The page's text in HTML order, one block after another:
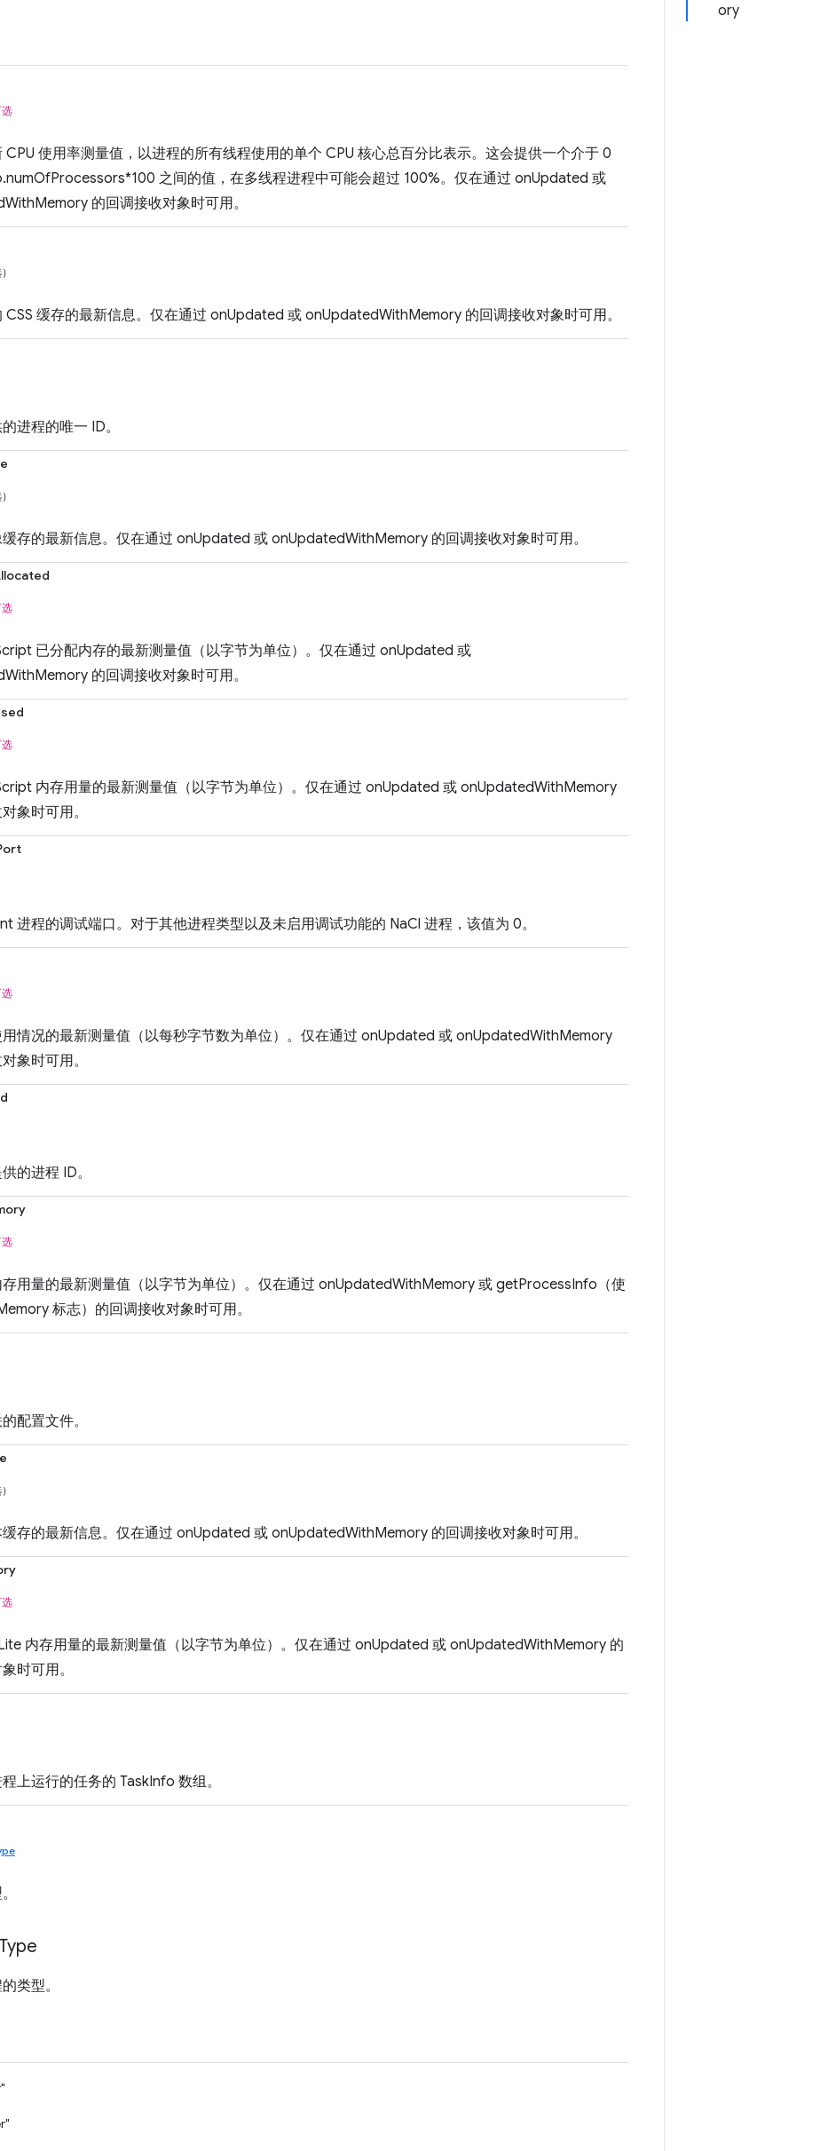
ory
CPU 使用率测量值，以进程的所有线程使用的单个 CPU 核心总百分比表示。这会提供一个介于 0
之间的值，在多线程进程中可能会超过 100%。仅在通过 onUpdated 或
的回调接收对象时可用。
CSS 缓存的最新信息。仅在通过 onUpdated 或 onUpdatedWithMemory 的回调接收对象时可用。
进程的唯一 ID。
存的最新信息。仅在通过 onUpdated 或 onUpdatedWithMemory 的回调接收对象时可用。
已分配内存的最新测量值（以字节为单位）。仅在通过 onUpdated 或
的回调接收对象时可用。
内存用量的最新测量值（以字节为单位）。仅在通过 onUpdated 或 onUpdatedWithMemory
象时可用。
进程的调试端口。对于其他进程类型以及未启用调试功能的 NaCl 进程，该值为 0。
情况的最新测量值（以每秒字节数为单位）。仅在通过 onUpdated 或 onUpdatedWithMemory
象时可用。
的进程 ID。
用量的最新测量值（以字节为单位）。仅在通过 onUpdatedWithMemory 或 getProcessInfo（使
标志）的回调接收对象时可用。
配置文件。
存的最新信息。仅在通过 onUpdated 或 onUpdatedWithMemory 的回调接收对象时可用。
内存用量的最新测量值（以字节为单位）。仅在通过 onUpdated 或 onUpdatedWithMemory 的
时可用。
上运行的任务的 TaskInfo 数组。
Type
类型。